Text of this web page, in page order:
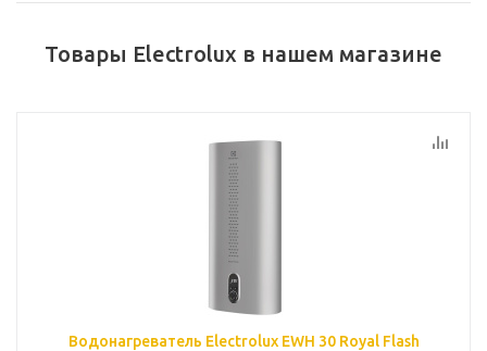
Товары Electrolux в нашем магазине
Водонагреватель Electrolux EWH 30 Royal Flash